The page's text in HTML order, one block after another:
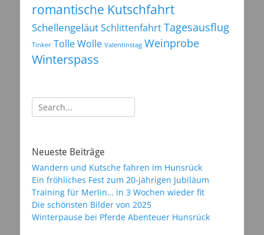
romantische Kutschfahrt
SchellengeläutSchlittenfahrtTagesausflug
Tinker Tolle Wolle Valentinstag Weinprobe
Winterspass
Suchen
nach:
Neueste Beiträge
Wandern und Kutsche fahren im Hunsrück
Ein fröhliches Fest zum 20-jährigen Jubiläum
Training für Merlin… in 3 Wochen wieder fit
Die schönsten Bilder von 2025
Winterpause bei Pferde Abenteuer Hunsrück